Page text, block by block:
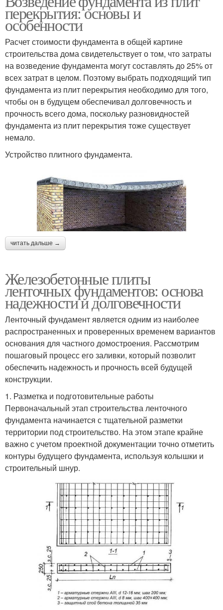
перекрытия: основы и
особенности
Расчет стоимости фундамента в общей картине
строительства дома свидетельствует о том, что затраты
на возведение фундамента могут составлять до 25% от
всех затрат в целом. Поэтому выбрать подходящий тип
фундамента из плит перекрытия необходимо для того,
чтобы он в будущем обеспечивал долговечность и
прочность всего дома, поскольку разновидностей
фундамента из плит перекрытия тоже существует
немало.
Устройство плитного фундамента.
читать дальше →
Железобетонные плиты
ленточных фундаментов: основа
надежности и долговечности
Ленточный фундамент является одним из наиболее
распространенных и проверенных временем вариантов
основания для частного домостроения. Рассмотрим
пошаговый процесс его заливки, который позволит
обеспечить надежность и прочность всей будущей
конструкции.
1. Разметка и подготовительные работы
Первоначальный этап строительства ленточного
фундамента начинается с тщательной разметки
территории под строительство. На этом этапе крайне
важно с учетом проектной документации точно отметить
контуры будущего фундамента, используя колышки и
строительный шнур.